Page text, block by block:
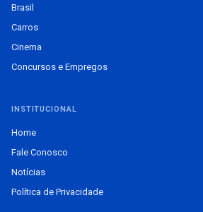
Brasil
Carros
Cinema
Concursos e Empregos
INSTITUCIONAL
Home
Fale Conosco
Notícias
Política de Privacidade